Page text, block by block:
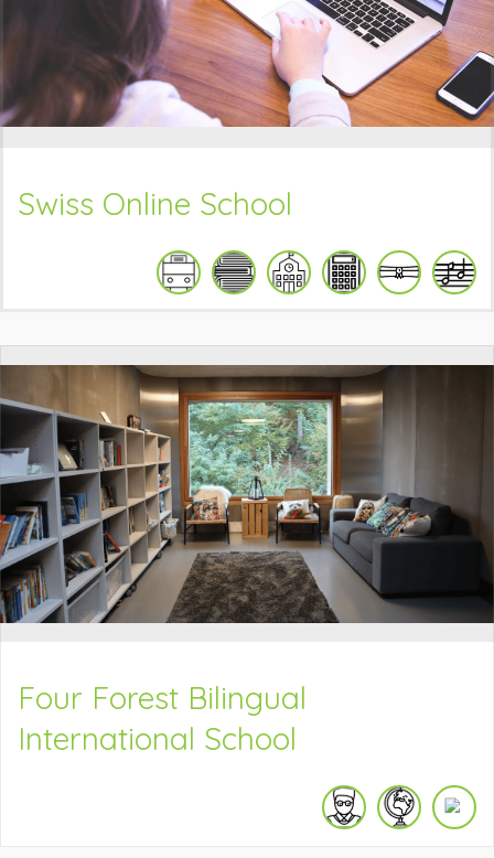
Swiss Online School
Four Forest Bilingual
International School